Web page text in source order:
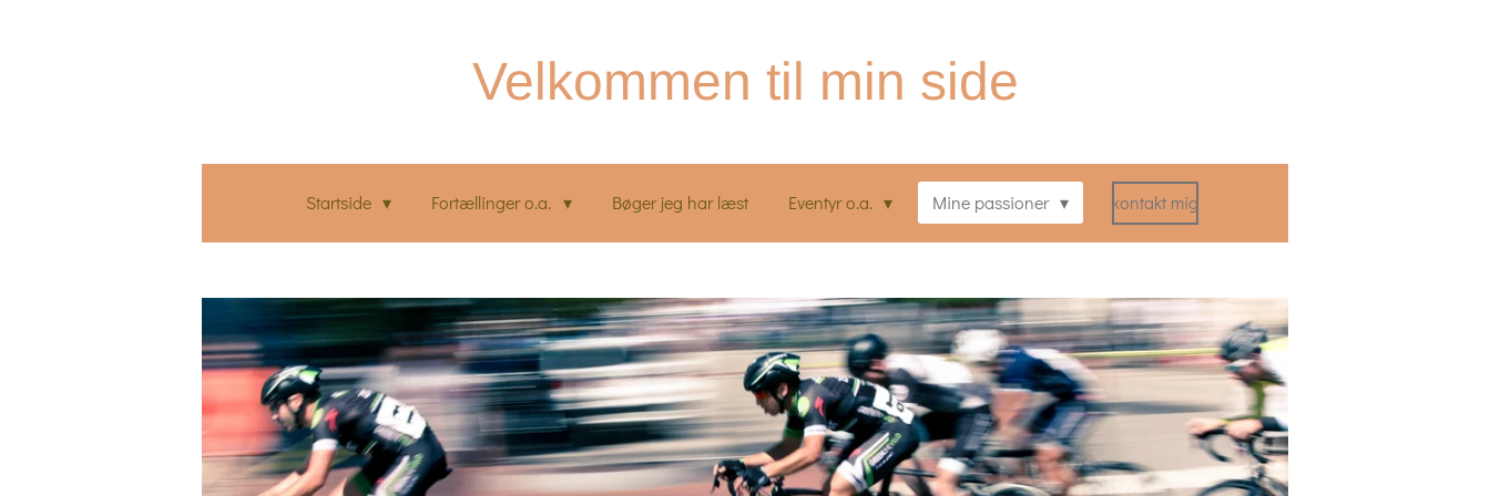
Velkommen til min side
Startside Fortællinger o.a. Bøger jeg har læst Eventyr o.a. Mine passioner kontakt mig